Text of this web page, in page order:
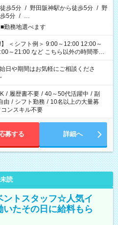
歩5分 / 野田阪神駅から徒歩5分 / 野
5分 / …
勤務地選べます
～
こちら以外の時間帯も
！
や期間はお気軽にご相談くださ
/ 履歴書不要 / 40～50代活躍中 / 副
由 / シフト勤務 / 10名以上の大量募
ンスキル不要
募する 詳細へ
未読
ントスタッフ☆人気イ
たその日に給料もら